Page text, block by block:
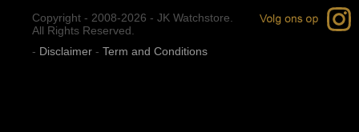
Copyright - 2008-2026 - JK Watchstore.
All Rights Reserved.
- Disclaimer - Term and Conditions